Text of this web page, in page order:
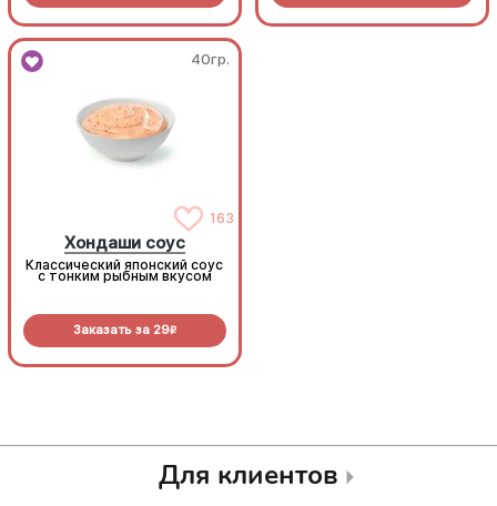
40гр.
163
Хондаши соус
Классический японский соус
с тонким рыбным вкусом
Заказать за 29R
Для клиентов